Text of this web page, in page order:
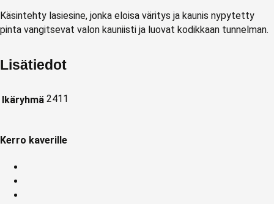
Käsintehty lasiesine, jonka eloisa väritys ja kaunis nypytetty
pinta vangitsevat valon kauniisti ja luovat kodikkaan tunnelman.
Lisätiedot
Ikäryhmä 2411
Kerro kaverille